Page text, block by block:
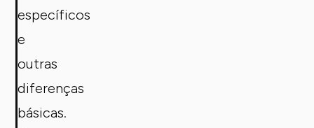
específicos
e
outras
diferenças
básicas.